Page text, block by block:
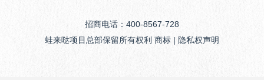
招商电话：400-8567-728
蛙来哒项目总部保留所有权利 商标 | 隐私权声明